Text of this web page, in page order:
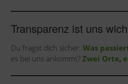
Transparenz ist uns
Du fragst dich sicher: Was
es bei uns ankommt? Zwei Orte,